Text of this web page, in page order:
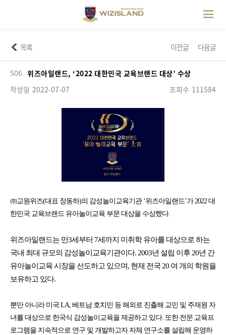
목록 이전글 다음글
506 위즈아일랜드, ‘2022 대한민국 교육브랜드 대상’ 수상
작성일 2022-07-07 조회수 111584
㈜교원위즈(대표 장동하)의 감성놀이교육기관 ‘위즈아일랜드’가 2022 대
한민국 교육브랜드 유아놀이교육 부문 대상을 수상했다.
위 즈아일랜드는 만3세부터 7세까지 미취학 유아를 대상으로 하는
국내 최대 규모의 감성놀이교육기관이다. 2003년 설립 이후 20년 간
유아놀이교육 시장을 선도하고 있으며, 현재 전국 20 여 개의 학원을
보유하고 있다.
뿐만 아니라 미국 LA, 베트남 호치민 등 해외로 진출해 교민 및 주재원 자
녀를 대상으로 한국식 감성놀이교육을 제공하고 있다. 또한 전문 교육프
로그램을 지속적으로 연구 및 개발하고자 자체 연구소를 설립해 운영하